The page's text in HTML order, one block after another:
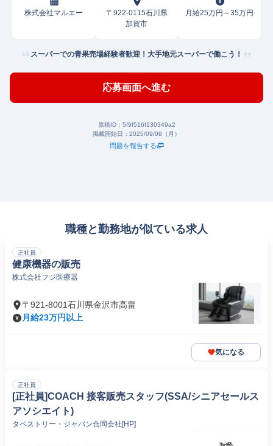
株式会社マルエー
〒922-0115石川県
加賀市
月給25万円～35万円
スーパーでの青果売場経験者歓迎！大手地元スーパーで働こう！
応募画面へ進む
原稿ID： 5f9f516f130349a2
掲載開始日： 2025/09/08（月）
問題を報告する
職種と勤務地が似ている求人
正社員
健康機器の販売
株式会社フジ医療器
〒921-8001石川県金沢市高畠
月給23万円以上
気になる
正社員
[正社員]COACH 接客販売スタッフ(SSA/シニアセールス
アソシエイト)
タペストリー・ジャパン合同会社[HP]